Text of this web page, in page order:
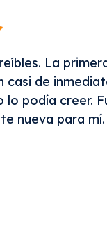
La
casi de
podía creer.
nueva para mí.